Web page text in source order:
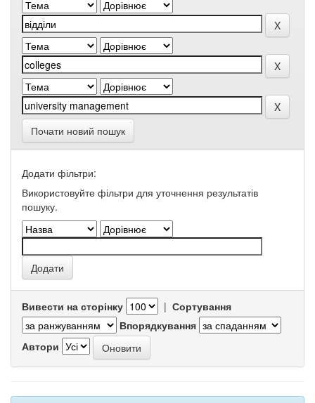
Почати новий пошук
Додати фільтри:
Використовуйте фільтри для уточнення результатів
пошуку.
Вивести на сторінку | Сортування
Впорядкування
Автори